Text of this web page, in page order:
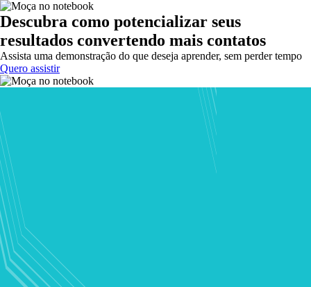
Descubra como potencializar seus
resultados convertendo mais contatos
Assista uma demonstração do que deseja aprender, sem perder tempo
Quero assistir